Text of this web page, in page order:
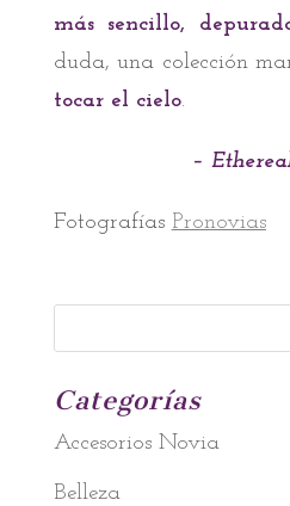
más sencillo,
duda, una colección
tocar el cielo.
–
Fotografías Pronovias
Categorías
Accesorios Novia
Belleza